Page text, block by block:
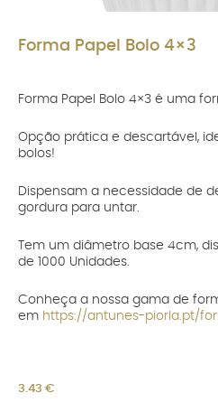
Forma Papel Bolo 4×3
Forma Papel Bolo 4×3 é uma
Opção prática e descartável,
bolos!
Dispensam a necessidade de
gordura para untar.
Tem um diâmetro base 4cm,
de 1000 Unidades.
Conheça a nossa gama de
em https://antunes-piorla.pt/
3.43 €